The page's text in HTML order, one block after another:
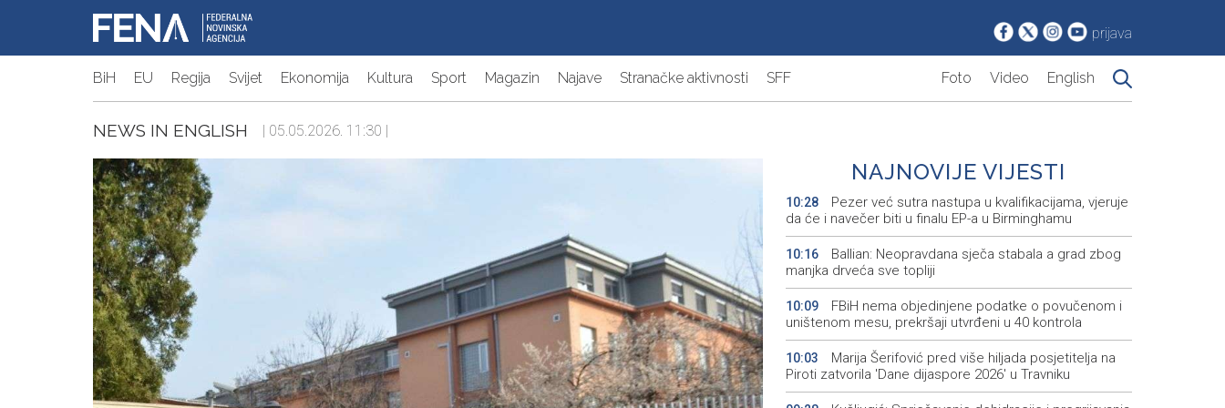
prijava
BiH EU Regija Svijet Ekonomija Kultura Sport Magazin Najave Stranačke aktivnosti SFF Foto Video English
NEWS IN ENGLISH | 05.05.2026. 11:30 |
NAJNOVIJE VIJESTI
10:28
Pezer već sutra nastupa u kvalifikacijama, vjeruje
da će i navečer biti u finalu EP-a u Birminghamu
10:16
Ballian: Neopravdana sječa stabala a grad zbog
manjka drveća sve topliji
10:09
FBiH nema objedinjene podatke o povučenom i
uništenom mesu, prekršaji utvrđeni u 40 kontrola
10:03
Marija Šerifović pred više hiljada posjetitelja na
Piroti zatvorila 'Dane dijaspore 2026' u Travniku